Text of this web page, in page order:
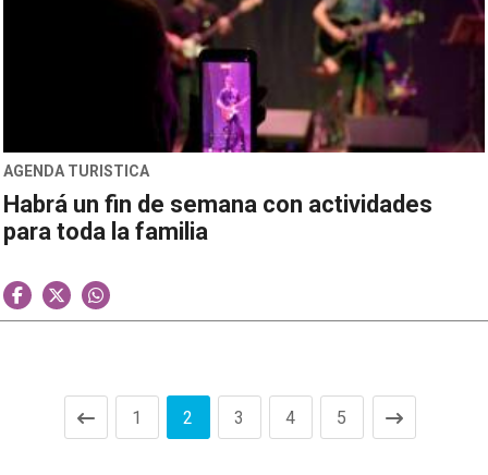
AGENDA TURISTICA
Habrá un fin de semana con actividades
para toda la familia
1 2 3 4 5